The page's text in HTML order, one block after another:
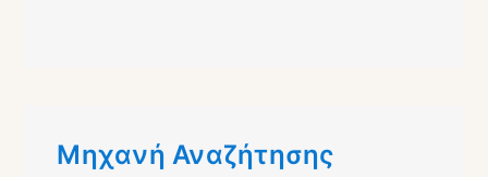
Μηχανή Αναζήτησης